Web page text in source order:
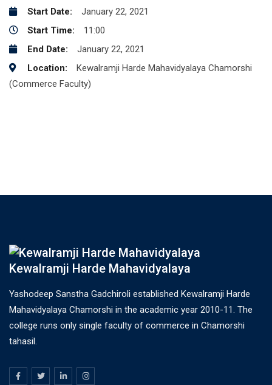
Start Date:
January 22, 2021
Start Time:
11:00
End Date:
January 22, 2021
Location:
Kewalramji Harde Mahavidyalaya Chamorshi
(Commerce Faculty)
Kewalramji Harde Mahavidyalaya
Yashodeep Sanstha Gadchiroli established Kewalramji Harde
Mahavidyalaya Chamorshi in the academic year 2010-11. The
college runs only single faculty of commerce in Chamorshi
tahasil.